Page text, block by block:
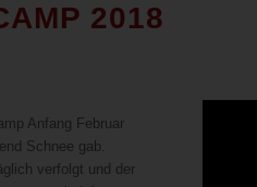
2018
Anfang Februar
Schnee gab.
verfolgt und der